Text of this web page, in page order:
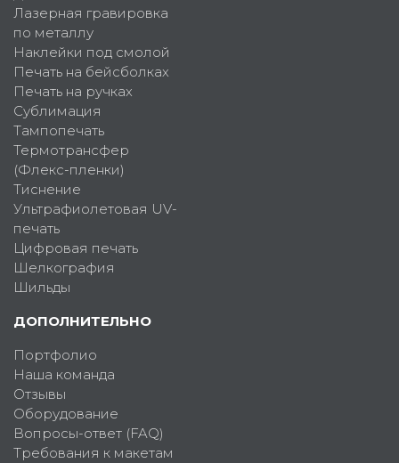
Лазерная гравировка
по металлу
Наклейки под смолой
Печать на бейсболках
Печать на ручках
Сублимация
Тампопечать
Термотрансфер
(Флекс-пленки)
Тиснение
Ультрафиолетовая UV-
печать
Цифровая печать
Шелкография
Шильды
ДОПОЛНИТЕЛЬНО
Портфолио
Наша команда
Отзывы
Оборудование
Вопросы-ответ (FAQ)
Требования к макетам